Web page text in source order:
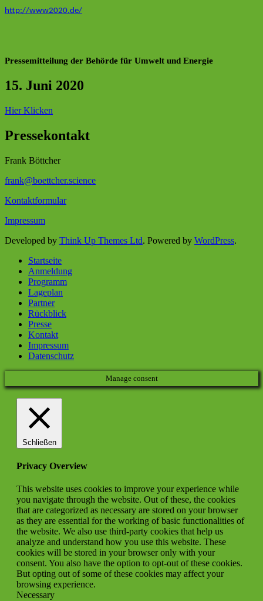
http://www2020.de/
Pressemitteilung der Behörde für Umwelt und Energie
15. Juni 2020
Hier Klicken
Pressekontakt
Frank Böttcher
frank@boettcher.science
Kontaktformular
Impressum
Developed by Think Up Themes Ltd. Powered by WordPress.
Startseite
Anmeldung
Programm
Lageplan
Partner
Rückblick
Presse
Kontakt
Impressum
Datenschutz
Manage consent
Schließen
Privacy Overview
This website uses cookies to improve your experience while
you navigate through the website. Out of these, the cookies
that are categorized as necessary are stored on your browser
as they are essential for the working of basic functionalities of
the website. We also use third-party cookies that help us
analyze and understand how you use this website. These
cookies will be stored in your browser only with your
consent. You also have the option to opt-out of these cookies.
But opting out of some of these cookies may affect your
browsing experience.
Necessary